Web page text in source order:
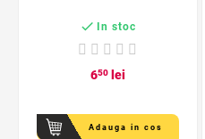
 In stoc
650lei
Adauga in cos